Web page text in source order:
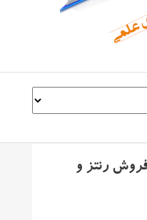
رنتز و